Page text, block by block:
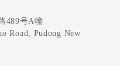
489号A幢
Road, Pudong New